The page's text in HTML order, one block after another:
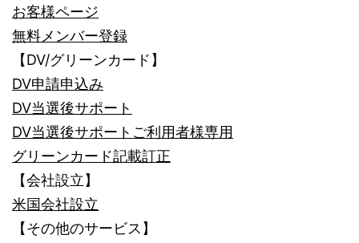
お客様ページ
無料メンバー登録
【DV/グリーンカード】
DV申請申込み
DV当選後サポート
DV当選後サポートご利用者様専用
グリーンカード記載訂正
【会社設立】
米国会社設立
【その他のサービス】